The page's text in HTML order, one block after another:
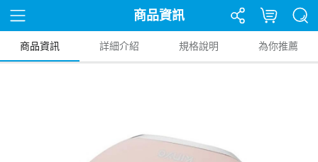
商品資訊
商品資訊 詳細介紹 規格說明 為你推薦